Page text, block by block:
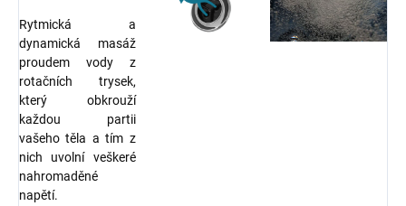
Rytmická a
dynamická masáž
proudem vody z
rotačních trysek,
který obkrouží
každou partii
vašeho těla a tím z
nich uvolní veškeré
nahromaděné
napětí.